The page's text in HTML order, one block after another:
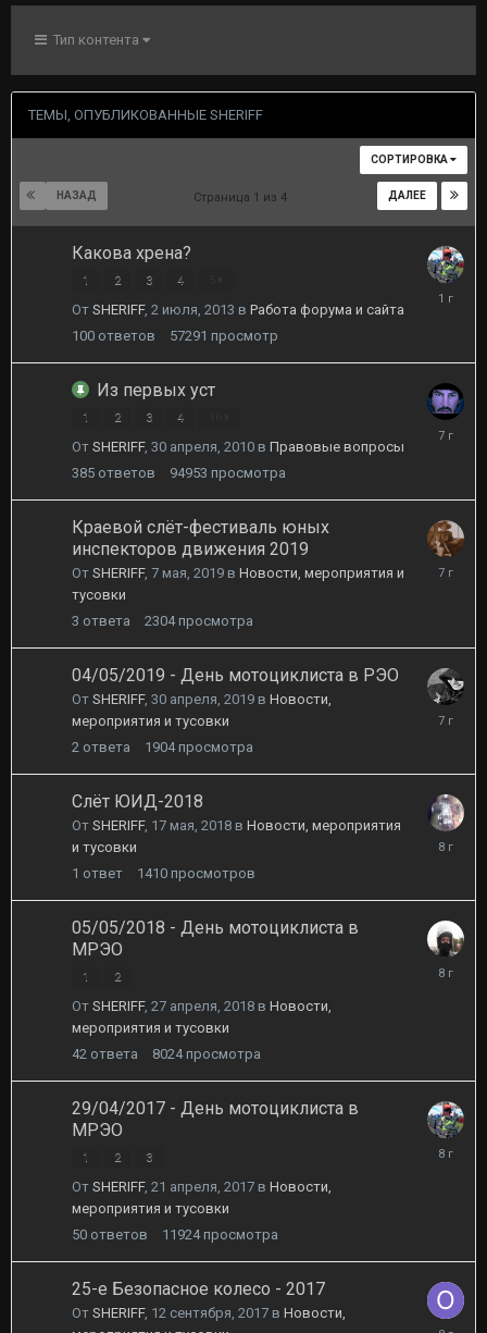
Тип контента
ТЕМЫ, ОПУБЛИКОВАННЫЕ SHERIFF
СОРТИРОВКА
НАЗАД ДАЛЕЕ
Страница 1 из 4
Какова хрена?
1 2 3 4
От SHERIFF, 2 июля, 2013 в Работа форума и сайта
100 ответов 57291 просмотр
18
Из первых уст
1 2 3 4
От SHERIFF, 30 апреля, 2010 в Правовые вопросы
385 ответов 94953 просмотра
22
Краевой слёт-фестиваль юных
инспекторов движения 2019
От SHERIFF, 7 мая, 2019 в Новости, мероприятия и
тусовки
3 ответа 2304 просмотра
15
04/05/2019 - День мотоциклиста в РЭО
От SHERIFF, 30 апреля, 2019 в Новости,
мероприятия и тусовки
2 ответа 1904 просмотра
Слёт ЮИД-2018
От SHERIFF, 17 мая, 2018 в Новости, мероприятия
и тусовки
1 ответ 1410 просмотров
18
05/05/2018 - День мотоциклиста в
МРЭО
1 2
От SHERIFF, 27 апреля, 2018 в Новости,
мероприятия и тусовки
42 ответа 8024 просмотра
11
29/04/2017 - День мотоциклиста в
МРЭО
1 2 3
От SHERIFF, 21 апреля, 2017 в Новости,
мероприятия и тусовки
50 ответов 11924 просмотра
26
25-е Безопасное колесо - 2017
От SHERIFF, 12 сентября, 2017 в Новости,